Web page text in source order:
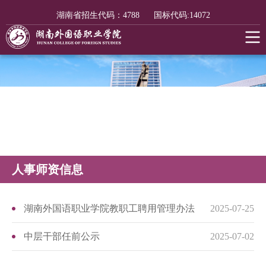
湖南省招生代码： 4788 国标代码:14072
人事师资信息
湖南外国语职业学院教职工聘用管理办法 2025-07-25
中层干部任前公示 2025-07-02